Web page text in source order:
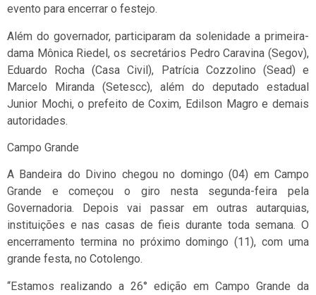
evento para encerrar o festejo.
Além do governador, participaram da solenidade a primeira-
dama Mônica Riedel, os secretários Pedro Caravina (Segov),
Eduardo Rocha (Casa Civil), Patrícia Cozzolino (Sead) e
Marcelo Miranda (Setescc), além do deputado estadual
Junior Mochi, o prefeito de Coxim, Edilson Magro e demais
autoridades.
Campo Grande
A Bandeira do Divino chegou no domingo (04) em Campo
Grande e começou o giro nesta segunda-feira pela
Governadoria. Depois vai passar em outras autarquias,
instituições e nas casas de fieis durante toda semana. O
encerramento termina no próximo domingo (11), com uma
grande festa, no Cotolengo.
“Estamos realizando a 26° edição em Campo Grande da